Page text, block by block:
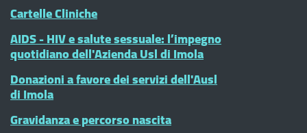
Cartelle Cliniche
AIDS - HIV e salute sessuale: l’impegno
quotidiano dell'Azienda Usl di Imola
Donazioni a favore dei servizi dell'Ausl
di Imola
Gravidanza e percorso nascita